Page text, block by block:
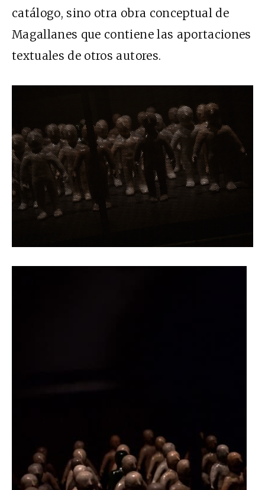
catálogo, sino otra obra conceptual de
Magallanes que contiene las aportaciones
textuales de otros autores.